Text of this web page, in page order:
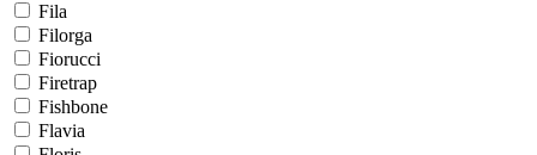
Fila
Filorga
Fiorucci
Firetrap
Fishbone
Flavia